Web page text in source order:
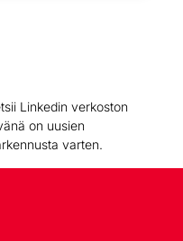
Linkedin verkoston
on uusien
varten.